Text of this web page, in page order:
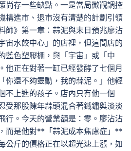
尚存一些缺點。一是當局微觀調控
構進市、退市沒有清楚的計劃引領
師》第一章：蒜泥與末日預兆廖沾
宙水餃中心」的店裡，但這間店的
藍色塑膠棚，與「宇宙」或「中
他正在對著一缸已經發酵了七個月
你還不夠靈動，我的蒜泥。」他輕
不上進的孩子。店內只有他一個
受那股陳年蒜頭混合著鐵鏽與淡淡
行。今天的營業額是：零。廖沾沾
而是他對**「蒜泥成本焦慮症」**
公斤的價格正在以超光速上漲，如